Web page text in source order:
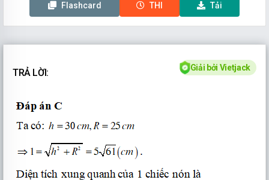
Flashcard THI Tải
TRẢ LỜI: Giải bởi Vietjack